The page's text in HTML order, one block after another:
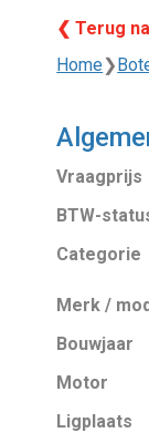
❮ Terug
Home❯
Vraagprijs
BTW-
Categorie
Merk /
Bouwjaar
Motor
Ligplaats